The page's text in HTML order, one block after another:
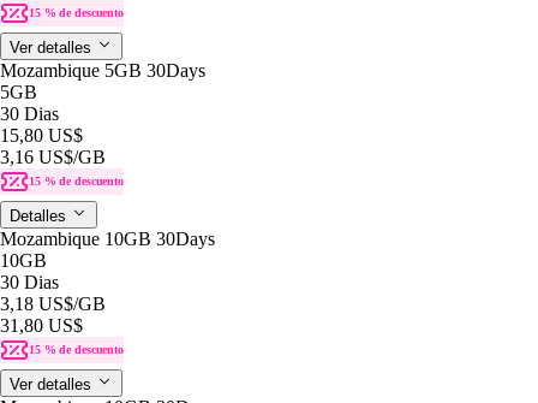
15 % de descuento
Ver detalles
Mozambique 5GB 30Days
5GB
30 Dias
15,80 US$
3,16 US$/GB
15 % de descuento
Detalles
Mozambique 10GB 30Days
10GB
30 Dias
3,18 US$/GB
31,80 US$
15 % de descuento
Ver detalles